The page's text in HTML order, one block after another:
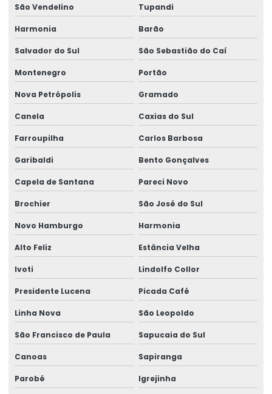
Empresa que faz ltcat
Empresa que faz pcmso
Empresa de treinamento de segurança do trabalho
Enviar eventos esocial
Envio do evento s 2221
Envio eventos periódicos esocial
Envio eventos sst esocial
Envio de sst
Exame admissional audiometria
Exame admissional clínica
Exame admissional para empresas
Exame admissional glicemia
Exame admissional hemograma
Exame admissional medicina do trabalho
Exame admissional de sangue
São Vendelino Tupandi
Harmonia Barão
Salvador do Sul São Sebastião do Caí
Montenegro Portão
Nova Petrópolis Gramado
Canela Caxias do Sul
Farroupilha Carlos Barbosa
Garibaldi Bento Gonçalves
Capela de Santana Pareci Novo
Brochier São José do Sul
Novo Hamburgo Harmonia
Alto Feliz Estância Velha
Ivoti Lindolfo Collor
Presidente Lucena Picada Café
Linha Nova São Leopoldo
São Francisco de Paula Sapucaia do Sul
Canoas Sapiranga
Parobé Igrejinha